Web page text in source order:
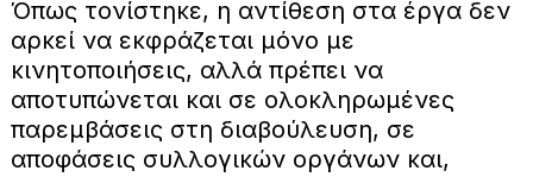
Όπως τονίστηκε, η αντίθεση στα έργα δεν
αρκεί να εκφράζεται μόνο με
κινητοποιήσεις, αλλά πρέπει να
αποτυπώνεται και σε ολοκληρωμένες
παρεμβάσεις στη διαβούλευση, σε
αποφάσεις συλλογικών οργάνων και,